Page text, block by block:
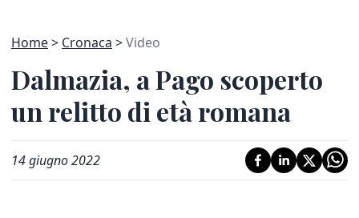
Home Cronaca Video
Dalmazia, a Pago scoperto
un relitto di età romana
14 giugno 2022